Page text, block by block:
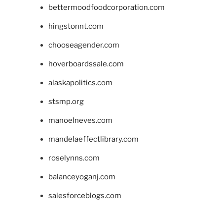
bettermoodfoodcorporation.com
hingstonnt.com
chooseagender.com
hoverboardssale.com
alaskapolitics.com
stsmp.org
manoelneves.com
mandelaeffectlibrary.com
roselynns.com
balanceyoganj.com
salesforceblogs.com